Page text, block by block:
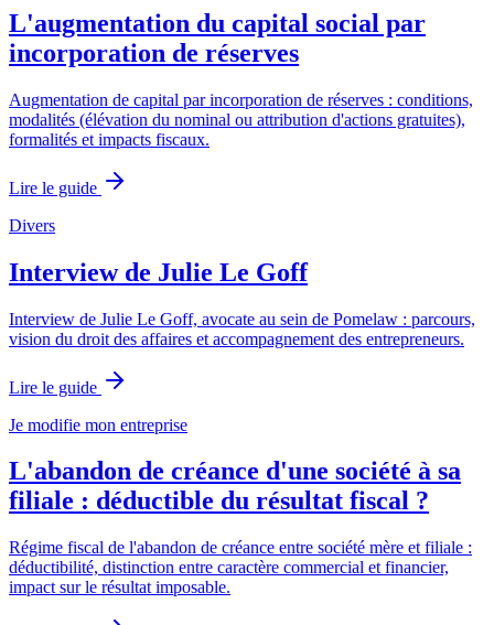
L'augmentation du capital social par
incorporation de réserves
Augmentation de capital par incorporation de réserves : conditions,
modalités (élévation du nominal ou attribution d'actions gratuites),
formalités et impacts fiscaux.
Lire le guide
Divers
Interview de Julie Le Goff
Interview de Julie Le Goff, avocate au sein de Pomelaw : parcours,
vision du droit des affaires et accompagnement des entrepreneurs.
Lire le guide
Je modifie mon entreprise
L'abandon de créance d'une société à sa
filiale : déductible du résultat fiscal ?
Régime fiscal de l'abandon de créance entre société mère et filiale :
déductibilité, distinction entre caractère commercial et financier,
impact sur le résultat imposable.